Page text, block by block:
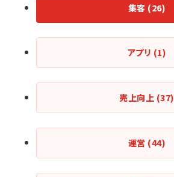
集客 (26)
アプリ (1)
売上向上 (37)
運営 (44)